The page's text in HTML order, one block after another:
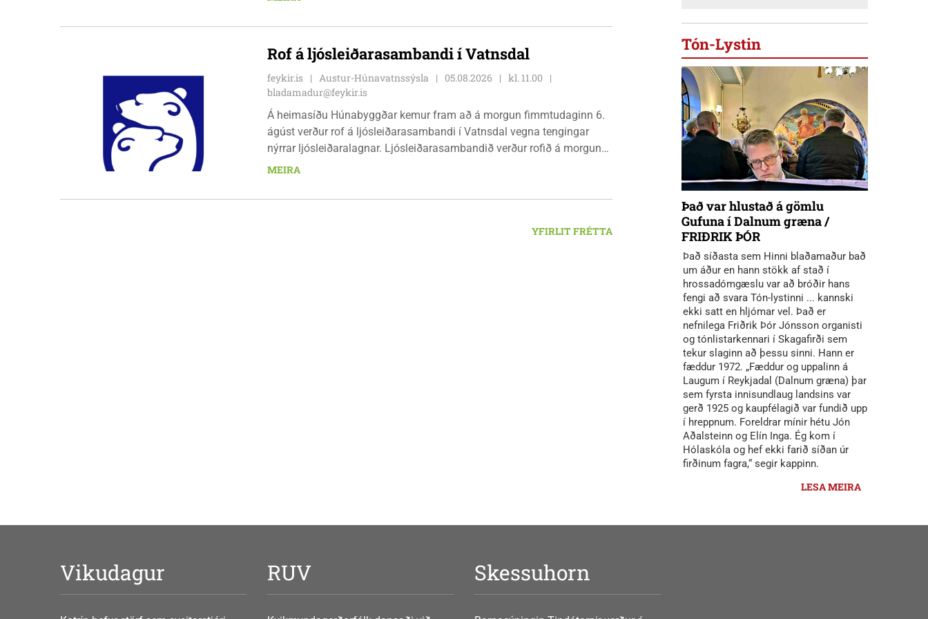
Rof á ljósleiðarasambandi í Vatnsdal
feykir.is Austur-Húnavatnssýsla 05.08.2026
kl. 11.00
bladamadur@feykir.is
Á heimasíðu Húnabyggðar kemur fram að á morgun fimmtudaginn 6.
ágúst verður rof á ljósleiðarasambandi í Vatnsdal vegna tengingar
nýrrar ljósleiðaralagnar. Ljósleiðarasambandið verður rofið á morgun
fimmtudag klukkan 9:00 í vestanverðum Vatnsdal.
MEIRA
YFIRLIT FRÉTTA
Tón-Lystin
Það var hlustað á gömlu
Gufuna í Dalnum græna /
FRIÐRIK ÞÓR
Það síðasta sem Hinni blaðamaður bað
um áður en hann stökk af stað í
hrossadómgæslu var að bróðir hans
fengi að svara Tón-lystinni ... kannski
ekki satt en hljómar vel. Það er
nefnilega Friðrik Þór Jónsson organisti
og tónlistarkennari í Skagafirði sem
tekur slaginn að þessu sinni. Hann er
fæddur 1972. „Fæddur og uppalinn á
Laugum í Reykjadal (Dalnum græna) þar
sem fyrsta innisundlaug landsins var
gerð 1925 og kaupfélagið var fundið upp
í hreppnum. Foreldrar mínir hétu Jón
Aðalsteinn og Elín Inga. Ég kom í
Hólaskóla og hef ekki farið síðan úr
firðinum fagra,“ segir kappinn.
LESA MEIRA
Vikudagur RUV Skessuhorn